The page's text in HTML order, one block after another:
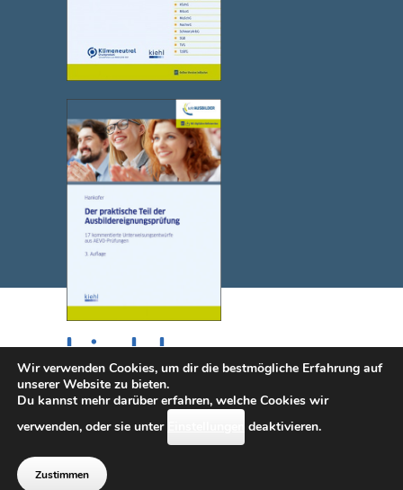
© 2025 NWB Verlag. Kiehl ist eine Marke des NWB Verlags.
Kontakt | Impressum
| Erklärung zur
Barrierefreiheit (diese Seite wird i.S.d.
Barrierefreiheit überarbeitet)
Wir verwenden Cookies, um dir die bestmögliche Erfahrung auf
unserer Website zu bieten.
Du kannst mehr darüber erfahren, welche Cookies wir
verwenden, oder sie unter
deaktivieren.
Zustimmen